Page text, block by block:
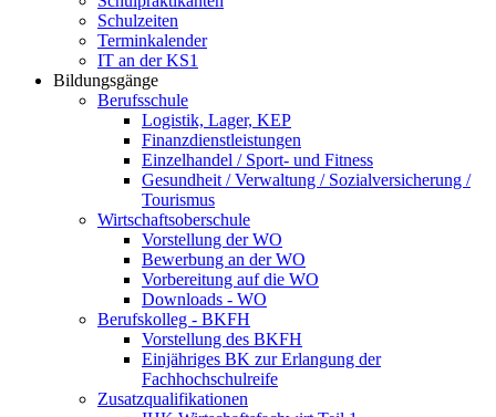
Schulzeiten
Terminkalender
IT an der KS1
Bildungsgänge
Berufsschule
Logistik, Lager, KEP
Finanzdienstleistungen
Einzelhandel / Sport- und Fitness
Gesundheit / Verwaltung / Sozialversicherung /
Tourismus
Wirtschaftsoberschule
Vorstellung der WO
Bewerbung an der WO
Vorbereitung auf die WO
Downloads - WO
Berufskolleg - BKFH
Vorstellung des BKFH
Einjähriges BK zur Erlangung der
Fachhochschulreife
Zusatzqualifikationen